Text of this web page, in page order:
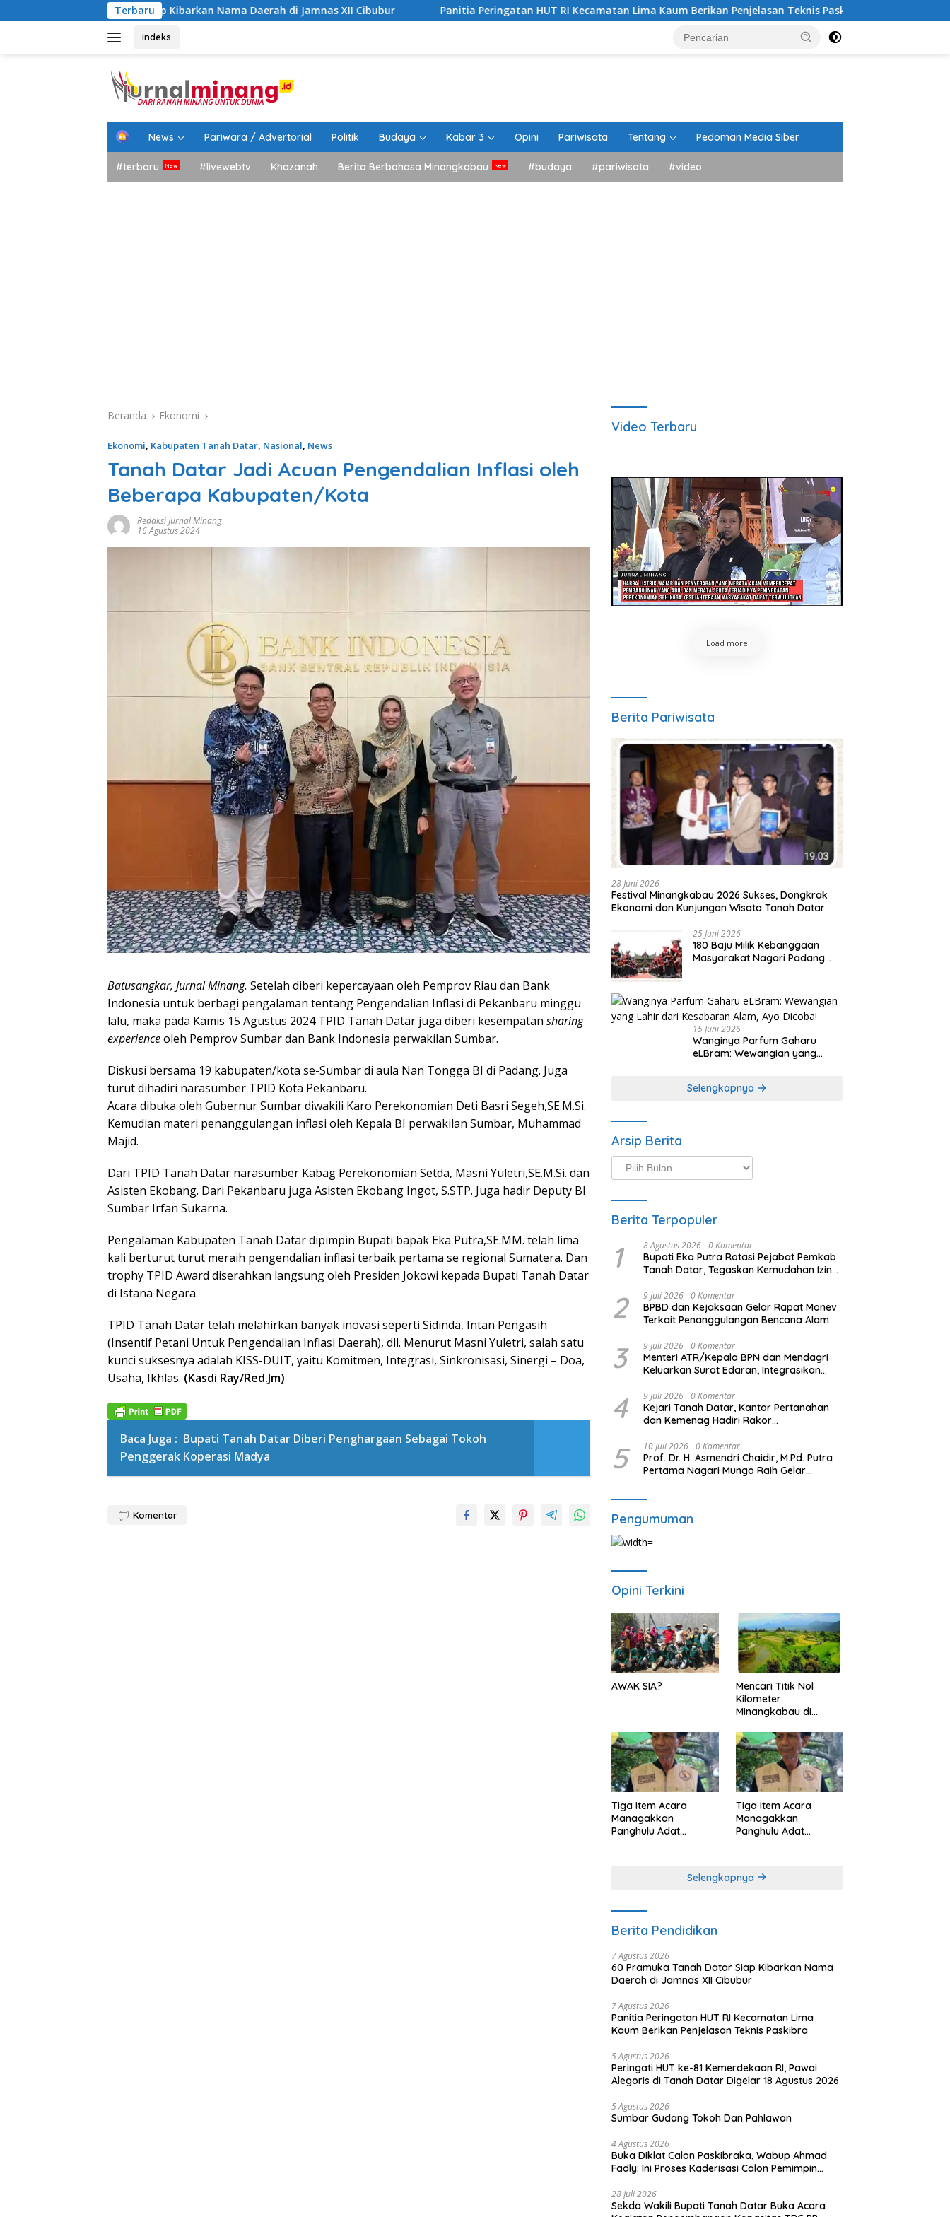
ke
Terbaru
Datar Siap Kibarkan Nama Daerah di Jamnas XII Cibubur Panitia Peringatan HUT RI Kecamatan Lima Kaum Berikan Penjelasan Teknis Paskibra Bupati Eka Putra:
Indeks
H
m
e
News Pariwara / Advertorial Politik Budaya Kabar 3 Opini Pariwisata Tentang Pedoman Media Siber
#terbaru #livewebtv Khazanah Berita Berbahasa Minangkabau #budaya #pariwisata #video
Beranda Ekonomi
Ekonomi, Kabupaten Tanah Datar, Nasional, News
Tanah Datar Jadi Acuan Pengendalian Inflasi oleh
Beberapa Kabupaten/Kota
Redaksi Jurnal Minang
16 Agustus 2024
Batusangkar, Jurnal Minang. Setelah diberi kepercayaan oleh Pemprov Riau dan Bank
Indonesia untuk berbagi pengalaman tentang Pengendalian Inflasi di Pekanbaru minggu
lalu, maka pada Kamis 15 Agustus 2024 TPID Tanah Datar juga diberi kesempatan sharing
experienceoleh Pemprov Sumbar dan Bank Indonesia perwakilan Sumbar.
Diskusi bersama 19 kabupaten/kota se-Sumbar di aula Nan Tongga BI di Padang. Juga
turut dihadiri narasumber TPID Kota Pekanbaru.
Acara dibuka oleh Gubernur Sumbar diwakili Karo Perekonomian Deti Basri Segeh,SE.M.Si.
Kemudian materi penanggulangan inflasi oleh Kepala BI perwakilan Sumbar, Muhammad
Majid.
Dari TPID Tanah Datar narasumber Kabag Perekonomian Setda, Masni Yuletri,SE.M.Si. dan
Asisten Ekobang. Dari Pekanbaru juga Asisten Ekobang Ingot, S.STP. Juga hadir Deputy BI
Sumbar Irfan Sukarna.
Pengalaman Kabupaten Tanah Datar dipimpin Bupati bapak Eka Putra,SE.MM. telah lima
kali berturut turut meraih pengendalian inflasi terbaik pertama se regional Sumatera. Dan
trophy TPID Award diserahkan langsung oleh Presiden Jokowi kepada Bupati Tanah Datar
di Istana Negara.
TPID Tanah Datar telah melahirkan banyak inovasi seperti Sidinda, Intan Pengasih
(Insentif Petani Untuk Pengendalian Inflasi Daerah), dll. Menurut Masni Yuletri, salah satu
kunci suksesnya adalah KISS-DUIT, yaitu Komitmen, Integrasi, Sinkronisasi, Sinergi – Doa,
Usaha, Ikhlas. (Kasdi Ray/Red.Jm)
Baca Juga : Bupati Tanah Datar Diberi Penghargaan Sebagai Tokoh
Penggerak Koperasi Madya
Komentar
Video Terbaru
Load more
Berita Pariwisata
28 Juni 2026
Festival Minangkabau 2026 Sukses, Dongkrak
Ekonomi dan Kunjungan Wisata Tanah Datar
25 Juni 2026
180 Baju Milik Kebanggaan
Masyarakat Nagari Padang
Minangkabau
15 Juni 2026
Wanginya Parfum Gaharu
eLBram: Wewangian yang
Selengkapnya
Arsip Berita
Arsip
Berita
Berita Terpopuler
1 8 Agustus 2026 0 Komentar
Bupati Eka Putra Rotasi Pejabat Pemkab
Tanah Datar, Tegaskan Kemudahan Izin
2 9 Juli 2026 0 Komentar
BPBD dan Kejaksaan Gelar Rapat Monev
Terkait Penanggulangan Bencana Alam
3 9 Juli 2026 0 Komentar
Menteri ATR/Kepala BPN dan Mendagri
Keluarkan Surat Edaran, Integrasikan
4 9 Juli 2026 0 Komentar
Kejari Tanah Datar, Kantor Pertanahan
dan Kemenag Hadiri Rakor
5 10 Juli 2026 0 Komentar
Prof. Dr. H. Asmendri Chaidir, M.Pd. Putra
Pertama Nagari Mungo Raih Gelar
Pengumuman
Opini Terkini
AWAK SIA?
Mencari Titik Nol
Kilometer
Minangkabau di
Dimanakah Lokasi
nya?
Tiga Item Acara
Managakkan
Panghulu Adat
Tiga Item Acara
Managakkan
Panghulu Adat
Selengkapnya
Berita Pendidikan
7 Agustus 2026
60 Pramuka Tanah Datar Siap Kibarkan Nama
Daerah di Jamnas XII Cibubur
7 Agustus 2026
Panitia Peringatan HUT RI Kecamatan Lima
Kaum Berikan Penjelasan Teknis Paskibra
5 Agustus 2026
Peringati HUT ke-81 Kemerdekaan RI, Pawai
Alegoris di Tanah Datar Digelar 18 Agustus 2026
5 Agustus 2026
Sumbar Gudang Tokoh Dan Pahlawan
4 Agustus 2026
Buka Diklat Calon Paskibraka, Wabup Ahmad
Fadly: Ini Proses Kaderisasi Calon Pemimpin
28 Juli 2026
Sekda Wakili Bupati Tanah Datar Buka Acara